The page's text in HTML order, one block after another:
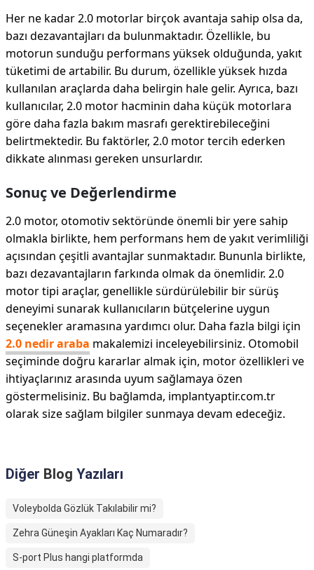
Her ne kadar 2.0 motorlar birçok avantaja sahip olsa da,
bazı dezavantajları da bulunmaktadır. Özellikle, bu
motorun sunduğu performans yüksek olduğunda, yakıt
tüketimi de artabilir. Bu durum, özellikle yüksek hızda
kullanılan araçlarda daha belirgin hale gelir. Ayrıca, bazı
kullanıcılar, 2.0 motor hacminin daha küçük motorlara
göre daha fazla bakım masrafı gerektirebileceğini
belirtmektedir. Bu faktörler, 2.0 motor tercih ederken
dikkate alınması gereken unsurlardır.
Sonuç ve Değerlendirme
2.0 motor, otomotiv sektöründe önemli bir yere sahip
olmakla birlikte, hem performans hem de yakıt verimliliği
açısından çeşitli avantajlar sunmaktadır. Bununla birlikte,
bazı dezavantajların farkında olmak da önemlidir. 2.0
motor tipi araçlar, genellikle sürdürülebilir bir sürüş
deneyimi sunarak kullanıcıların bütçelerine uygun
seçenekler aramasına yardımcı olur. Daha fazla bilgi için
2.0 nedir araba makalemizi inceleyebilirsiniz. Otomobil
seçiminde doğru kararlar almak için, motor özellikleri ve
ihtiyaçlarınız arasında uyum sağlamaya özen
göstermelisiniz. Bu bağlamda, implantyaptir.com.tr
olarak size sağlam bilgiler sunmaya devam edeceğiz.
Diğer Blog Yazıları
Voleybolda Gözlük Takılabilir mi?
Zehra Güneşin Ayakları Kaç Numaradır?
S-port Plus hangi platformda